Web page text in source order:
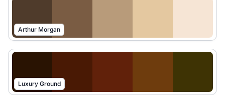
Arthur Morgan
Luxury Ground